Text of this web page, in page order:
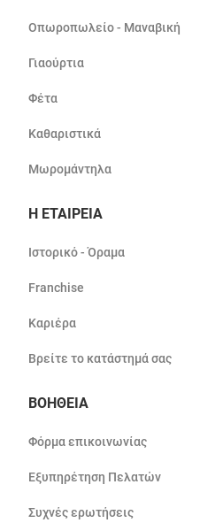
Οπωροπωλείο - Μαναβική
Γιαούρτια
Φέτα
Καθαριστικά
Μωρομάντηλα
Η ΕΤΑΙΡΕΙΑ
Ιστορικό - Όραμα
Franchise
Καριέρα
Βρείτε το κατάστημά σας
ΒΟΗΘΕΙΑ
Φόρμα επικοινωνίας
Εξυπηρέτηση Πελατών
Συχνές ερωτήσεις